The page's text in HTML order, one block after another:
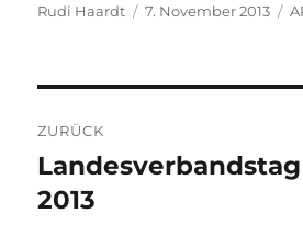
Autor
Rudi Haardt
Veröffentlicht
7. November 2013
ZURÜCK
Vorheriger
Beitrag:
2013